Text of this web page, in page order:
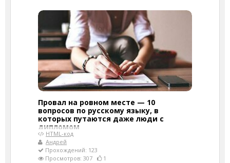
Провал на ровном месте — 10
вопросов по русскому языку, в
которых путаются даже люди с
дипломом
HTML-код
Андрей
Прохождений: 123
Просмотров: 307
1